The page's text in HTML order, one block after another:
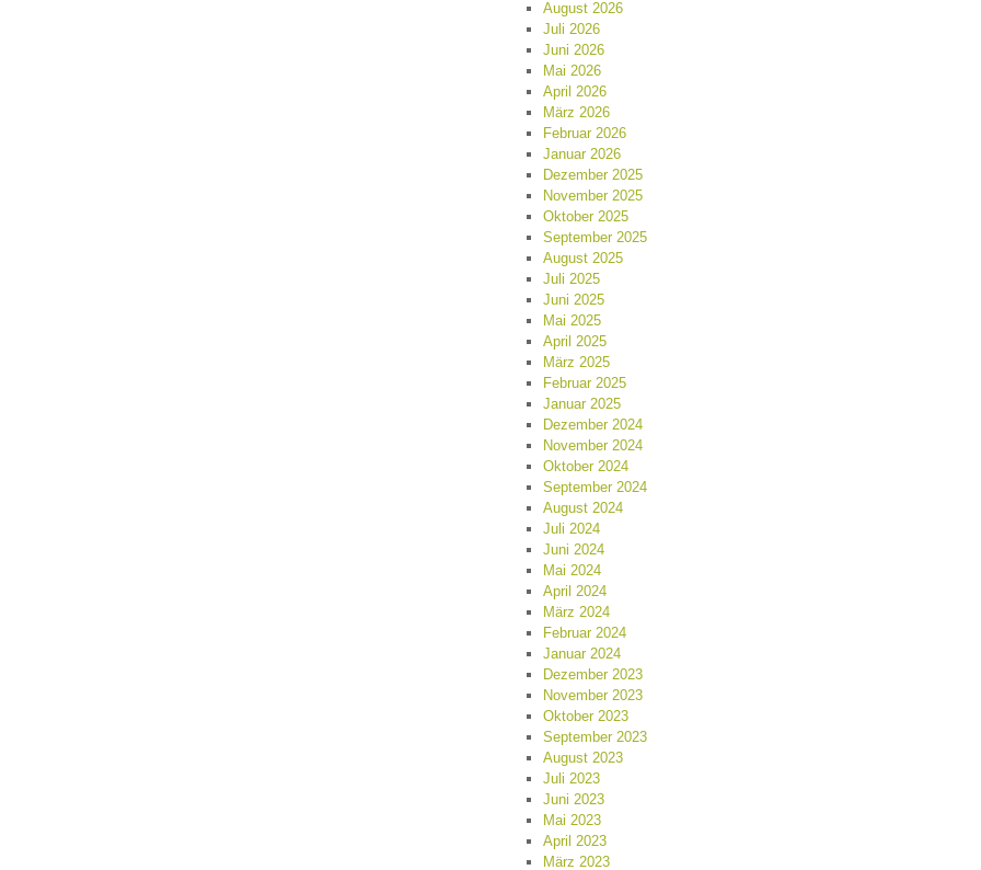
August 2026
Juli 2026
Juni 2026
Mai 2026
April 2026
März 2026
Februar 2026
Januar 2026
Dezember 2025
November 2025
Oktober 2025
September 2025
August 2025
Juli 2025
Juni 2025
Mai 2025
April 2025
März 2025
Februar 2025
Januar 2025
Dezember 2024
November 2024
Oktober 2024
September 2024
August 2024
Juli 2024
Juni 2024
Mai 2024
April 2024
März 2024
Februar 2024
Januar 2024
Dezember 2023
November 2023
Oktober 2023
September 2023
August 2023
Juli 2023
Juni 2023
Mai 2023
April 2023
März 2023